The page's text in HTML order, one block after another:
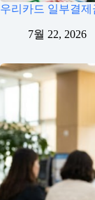
우리카드 일부결제
7월 22, 2026